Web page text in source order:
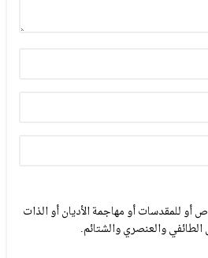
أو للمقدسات أو مهاجمة الأديان أو الذات
الطائفي والعنصري والشتائم.